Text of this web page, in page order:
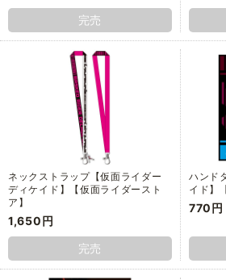
完売
ネックストラップ【仮面ライダー
ディケイド】【仮面ライダースト
ア】
1,650円
完売
ハンド
イド】
770円